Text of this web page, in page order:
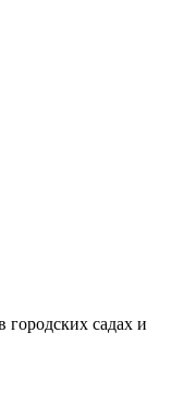
городских садах и